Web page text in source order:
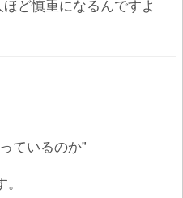
ど慎重になるんですよ
ているのか”